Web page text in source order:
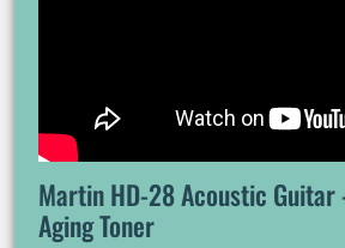
Martin HD-28 Acoustic
Aging Toner